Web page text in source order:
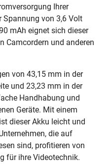
Ihrer
Spannung von 3,6 Volt
mAh eignet sich dieser
Camcordern und anderen
von 43,15 mm in der
und 23,23 mm in der
Handhabung und
Geräte. Mit einem
dieser Akku leicht und
die auf
sind, profitieren von
für ihre Videotechnik.